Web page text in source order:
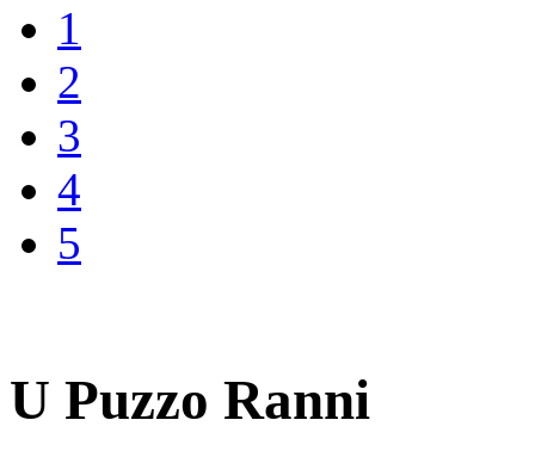
1
2
3
4
5
U Puzzo Ranni